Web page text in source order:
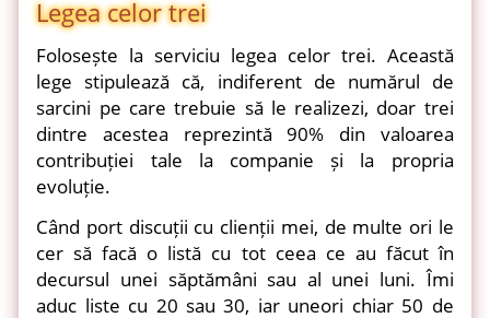
Legea celor trei
Folosește la serviciu legea celor trei. Această
lege stipulează că, indiferent de numărul de
sarcini pe care trebuie să le realizezi, doar trei
dintre acestea reprezintă 90% din valoarea
contribuției tale la companie și la propria
evoluție.
Când port discuții cu clienții mei, de multe ori le
cer să facă o listă cu tot ceea ce au făcut în
decursul unei săptămâni sau al unei luni. Îmi
aduc liste cu 20 sau 30, iar uneori chiar 50 de